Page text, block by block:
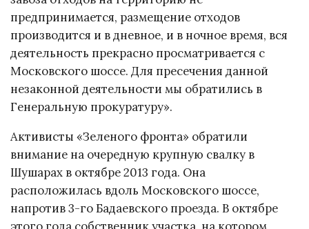
предпринимается, размещение отходов
производится и в дневное, и в ночное время, вся
деятельность прекрасно просматривается с
Московского шоссе. Для пресечения данной
незаконной деятельности мы обратились в
Генеральную прокуратуру».
Активисты «Зеленого фронта» обратили
внимание на очередную крупную свалку в
Шушарах в октябре 2013 года. Она
расположилась вдоль Московского шоссе,
напротив 3-го Бадаевского проезда. В октябре